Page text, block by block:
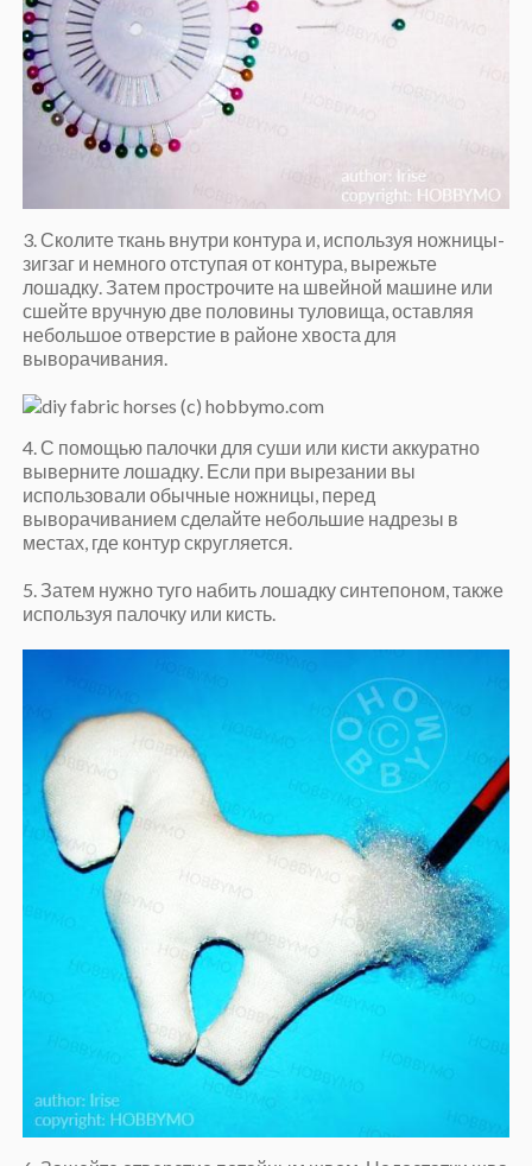
3. Сколите ткань внутри контура и, используя ножницы-
зигзаг и немного отступая от контура, вырежьте
лошадку. Затем прострочите на швейной машине или
сшейте вручную две половины туловища, оставляя
небольшое отверстие в районе хвоста для
выворачивания.
4. С помощью палочки для суши или кисти аккуратно
выверните лошадку. Если при вырезании вы
использовали обычные ножницы, перед
выворачиванием сделайте небольшие надрезы в
местах, где контур скругляется.
5. Затем нужно туго набить лошадку синтепоном, также
используя палочку или кисть.